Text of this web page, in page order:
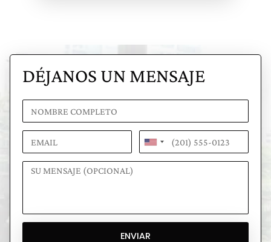
DÉJANOS UN MENSAJE
ENVIAR